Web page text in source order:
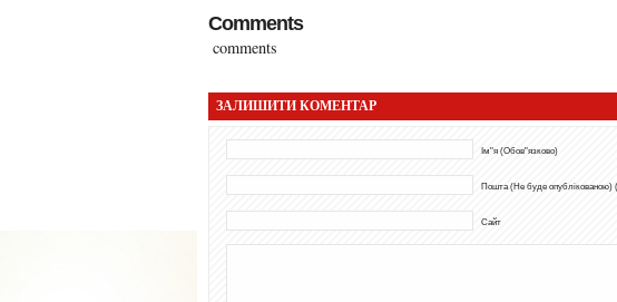
Comments
comments
ЗАЛИШИТИ КОМЕНТАР
Ім"я (Обов"язково)
Пошта (Не буде опублікованою)
Сайт